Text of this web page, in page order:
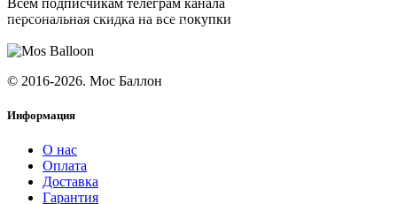
персональная скидка на все покупки
© 2016-2026. Мос Баллон
Информация
О нас
Оплата
Доставка
Гарантия